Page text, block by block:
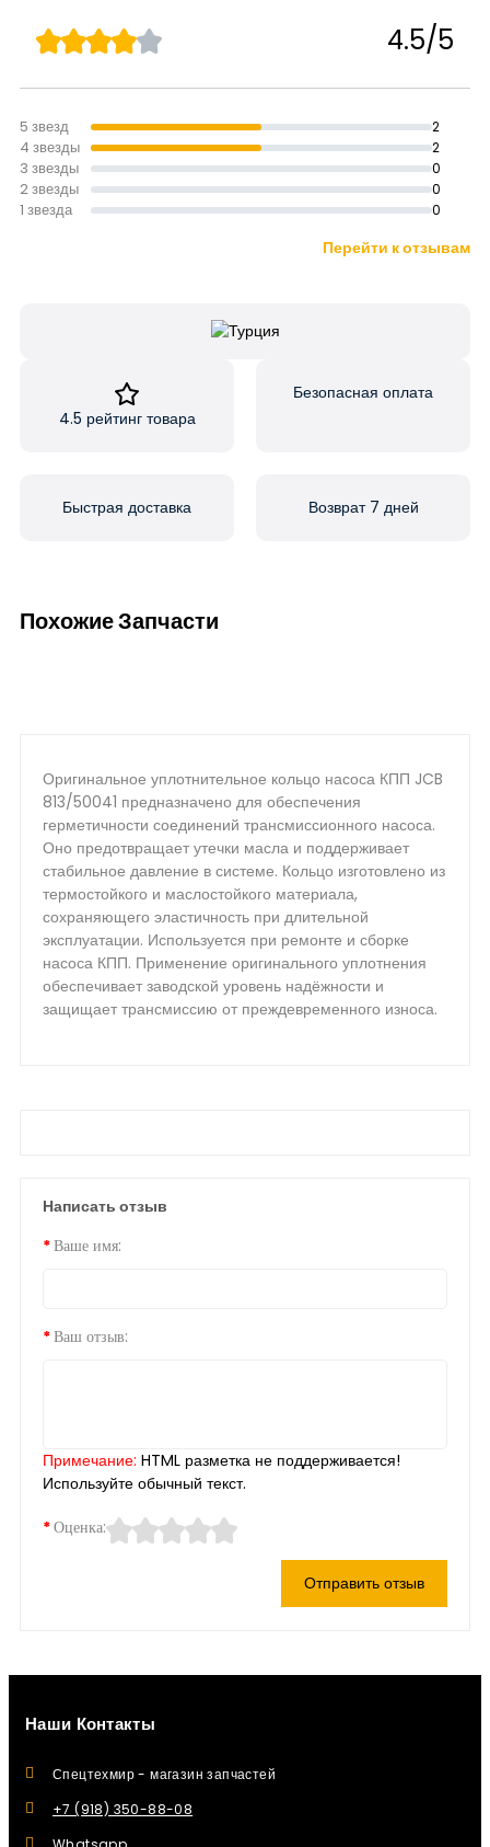
4.5/5
5 звезд 2
4 звезды 2
3 звезды 0
2 звезды 0
1 звезда 0
Перейти к отзывам
4.5 рейтинг товара
Безопасная оплата
Быстрая доставка Возврат 7 дней
Похожие Запчасти
Оригинальное уплотнительное кольцо насоса КПП JCB
813/50041 предназначено для обеспечения
герметичности соединений трансмиссионного насоса.
Оно предотвращает утечки масла и поддерживает
стабильное давление в системе. Кольцо изготовлено из
термостойкого и маслостойкого материала,
сохраняющего эластичность при длительной
эксплуатации. Используется при ремонте и сборке
насоса КПП. Применение оригинального уплотнения
обеспечивает заводской уровень надёжности и
защищает трансмиссию от преждевременного износа.
Написать отзыв
Ваше имя:
Ваш отзыв:
Примечание: HTML разметка не поддерживается!
Используйте обычный текст.
Оценка:
Отправить отзыв
Наши Контакты
Спецтехмир - магазин запчастей
+7 (918) 350-88-08